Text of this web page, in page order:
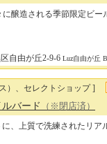
醸造される季節限定ビー
自由が丘2-9-6 Luz自由が丘
）、セレクトショップ ]
バード
（※閉店済）
に、上質で洗練されたリ